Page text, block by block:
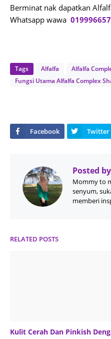
Berminat nak dapatkan
Whatsapp wawa
Tags Alfalfa
Alfalfa
Fungsi Utama Alfalfa Complex
Posted by
Mommy to
senyum,
memberi
RELATED POSTS
Kulit Cerah Dan Pinkish